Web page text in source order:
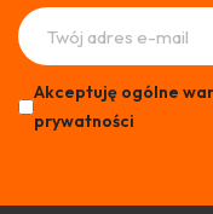
Akceptuję ogólne
prywatności